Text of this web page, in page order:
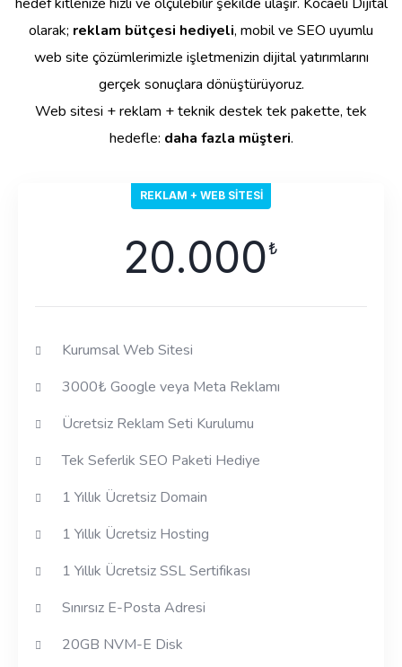
olarak; reklam bütçesi hediyeli, mobil ve SEO uyumlu
web site çözümlerimizle işletmenizin dijital yatırımlarını
gerçek sonuçlara dönüştürüyoruz.
Web sitesi + reklam + teknik destek tek pakette, tek
hedefle: daha fazla müşteri.
REKLAM + WEB SITESI
20.000₺
Kurumsal Web Sitesi
3000₺ Google veya Meta Reklamı
Ücretsiz Reklam Seti Kurulumu
Tek Seferlik SEO Paketi Hediye
1 Yıllık Ücretsiz Domain
1 Yıllık Ücretsiz Hosting
1 Yıllık Ücretsiz SSL Sertifikası
Sınırsız E-Posta Adresi
20GB NVM-E Disk